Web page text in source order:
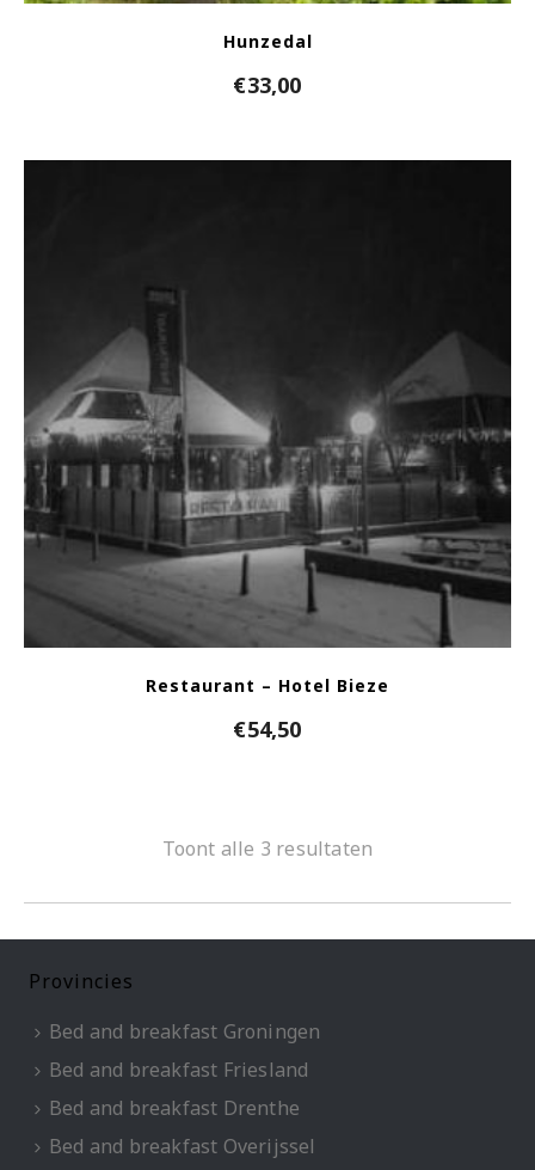
Hunzedal
€33,00
Restaurant – Hotel Bieze
€54,50
Toont alle 3 resultaten
Provincies
Bed and breakfast Groningen
Bed and breakfast Friesland
Bed and breakfast Drenthe
Bed and breakfast Overijssel